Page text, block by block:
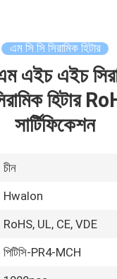
এম সি সি সিরামিক হিটার
এইচ এইচ
হিটার
সার্টিফিকেশন
চীন
Hwalon
RoHS, UL, CE, VDE
পিটিসি-PR4-MCH